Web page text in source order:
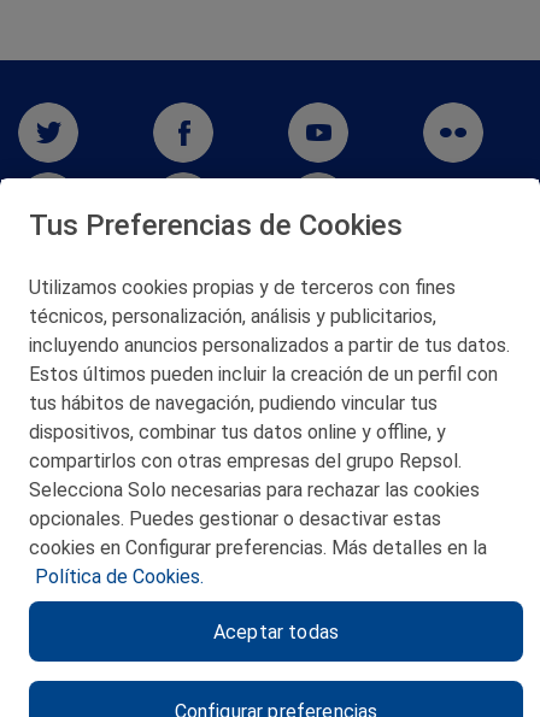
San Martín 5-Edificio Muñatones,
48550 Muskiz (Bizkaia)
Telf. 946 357 000
© 2026 Petronor S.A.
CONTACTO
POLITICA DE PRIVACIDAD
AVISO LEGAL
Tus Preferencias de Cookies
Utilizamos cookies propias y de terceros con fines
técnicos, personalización, análisis y publicitarios,
incluyendo anuncios personalizados a partir de tus datos.
Estos últimos pueden incluir la creación de un perfil con
tus hábitos de navegación, pudiendo vincular tus
dispositivos, combinar tus datos online y offline, y
compartirlos con otras empresas del grupo Repsol.
Selecciona Solo necesarias para rechazar las cookies
opcionales. Puedes gestionar o desactivar estas
cookies en Configurar preferencias. Más detalles en la
Política de Cookies.
Configurar preferencias
Aceptar todas